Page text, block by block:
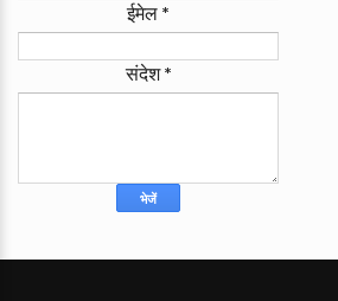
ईमेल *
संदेश*